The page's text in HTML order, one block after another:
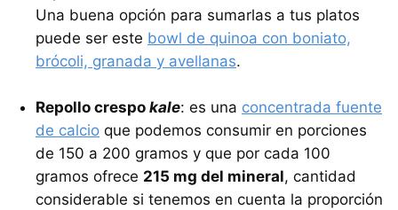
Una buena opción para sumarlas a tus platos
puede ser este bowl de quinoa con boniato,
brócoli, granada y avellanas.
Repollo crespo kale: es una concentrada fuente
de calcio que podemos consumir en porciones
de 150 a 200 gramos y que por cada 100
gramos ofrece 215 mg del mineral, cantidad
considerable si tenemos en cuenta la proporción